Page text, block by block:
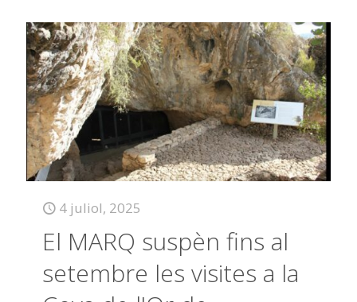
4 juliol, 2025
El MARQ suspèn fins al
setembre les visites a la